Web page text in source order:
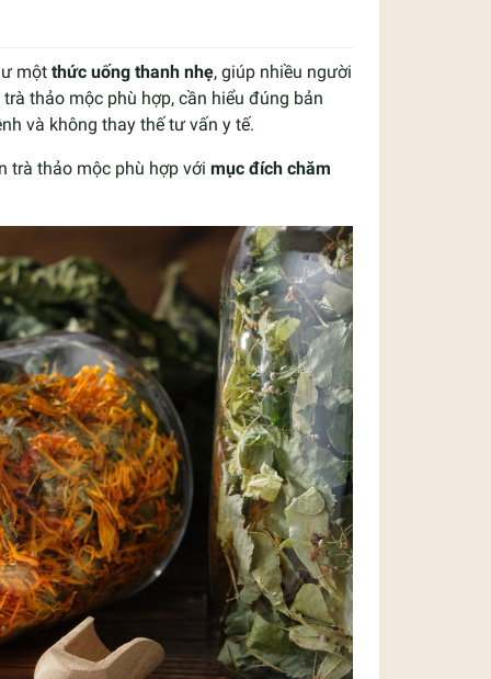
một thức uống thanh nhẹ, giúp nhiều người
thảo mộc phù hợp, cần hiểu đúng bản
và không thay thế tư vấn y tế.
trà thảo mộc phù hợp với mục đích chăm